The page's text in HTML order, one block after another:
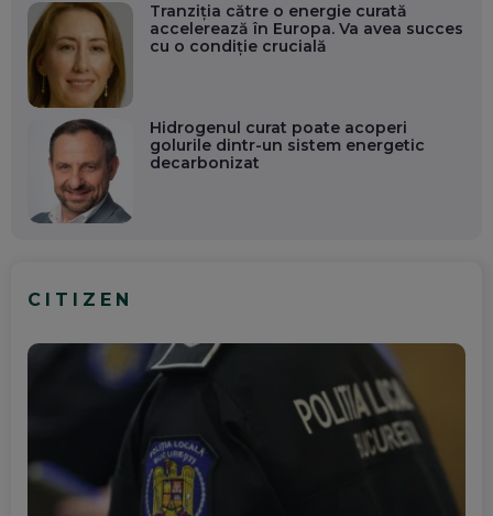
Tranziția către o energie curată
accelerează în Europa. Va avea succes
cu o condiție crucială
Hidrogenul curat poate acoperi
golurile dintr-un sistem energetic
decarbonizat
CITIZEN